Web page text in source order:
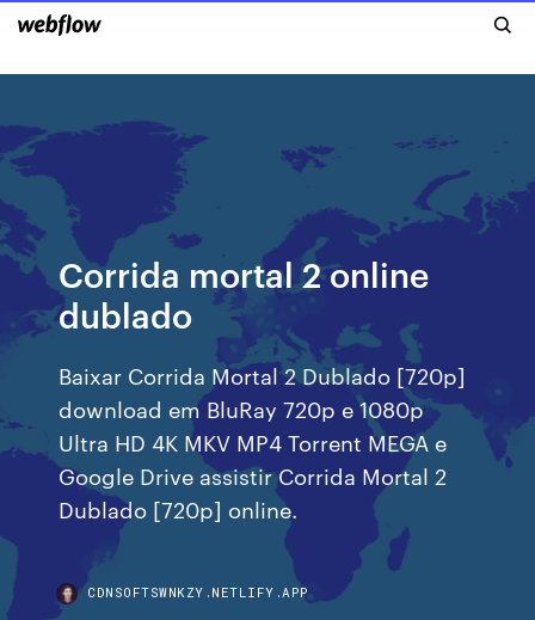
Corrida mortal 2 online
dublado
Baixar Corrida Mortal 2 Dublado [720p]
download em BluRay 720p e 1080p
Ultra HD 4K MKV MP4 Torrent MEGA e
Google Drive assistir Corrida Mortal 2
Dublado [720p] online.
CDNSOFTSWNKZY.NETLIFY.APP